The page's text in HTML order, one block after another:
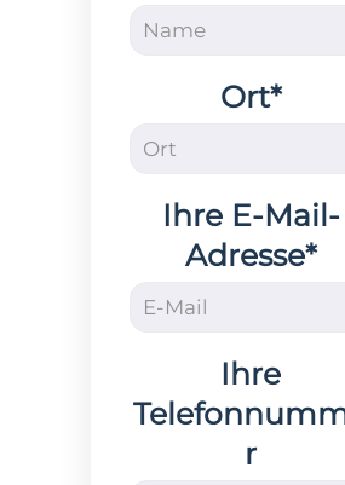
Ort*
Ihre E-Mail-
Adresse*
Ihre
r